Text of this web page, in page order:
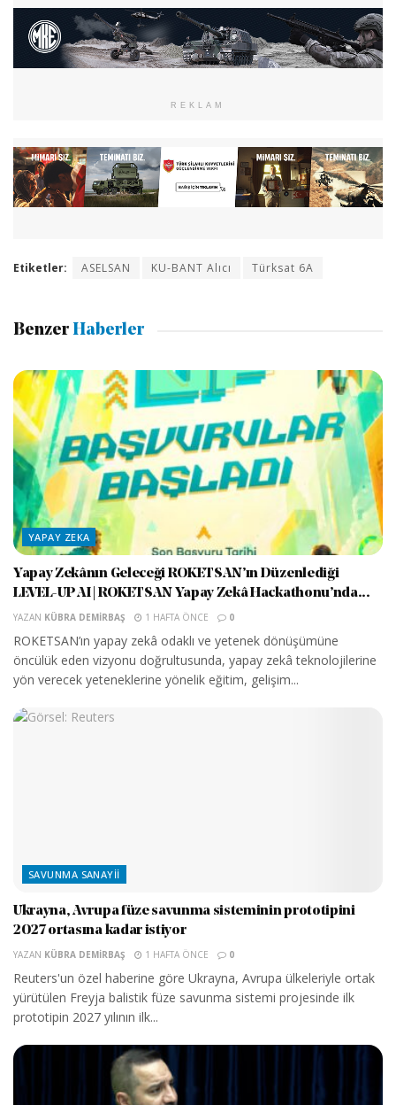
REKLAM
Etiketler: ASELSAN KU-BANT Alıcı Türksat 6A
Benzer Haberler
YAPAY ZEKA
Yapay Zekânın Geleceği ROKETSAN’ın Düzenlediği
LEVEL-UP AI | ROKETSAN Yapay Zekâ Hackathonu’nda...
YAZAN KÜBRA DEMIRBAŞ 1 HAFTA ÖNCE 0
ROKETSAN’ın yapay zekâ odaklı ve yetenek dönüşümüne
öncülük eden vizyonu doğrultusunda, yapay zekâ teknolojilerine
yön verecek yeteneklerine yönelik eğitim, gelişim...
SAVUNMA SANAYII
Ukrayna, Avrupa füze savunma sisteminin prototipini
2027 ortasına kadar istiyor
YAZAN KÜBRA DEMIRBAŞ 1 HAFTA ÖNCE 0
Reuters'un özel haberine göre Ukrayna, Avrupa ülkeleriyle ortak
yürütülen Freyja balistik füze savunma sistemi projesinde ilk
prototipin 2027 yılının ilk...